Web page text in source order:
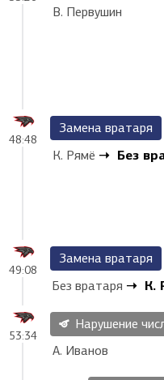
В. Первушин
48:48
Замена вратаря
К. Рямё
Без
49:08
Замена вратаря
Без вратаря
К.
53:34
Нарушение
А. Иванов